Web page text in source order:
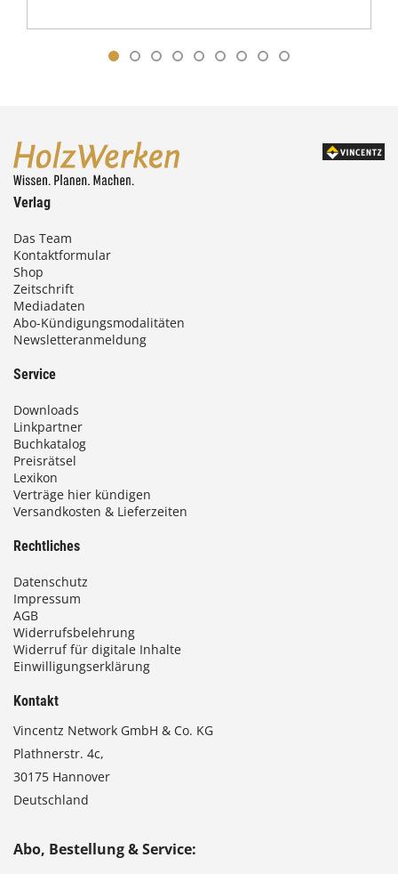
Verlag
Das Team
Kontaktformular
Shop
Zeitschrift
Mediadaten
Abo-Kündigungsmodalitäten
Newsletteranmeldung
Service
Downloads
Linkpartner
Buchkatalog
Preisrätsel
Lexikon
Verträge hier kündigen
Versandkosten & Lieferzeiten
Rechtliches
Datenschutz
Impressum
AGB
Widerrufsbelehrung
Widerruf für digitale Inhalte
Einwilligungserklärung
Kontakt
Vincentz Network GmbH & Co. KG
Plathnerstr. 4c,
30175 Hannover
Deutschland
Abo, Bestellung & Service: